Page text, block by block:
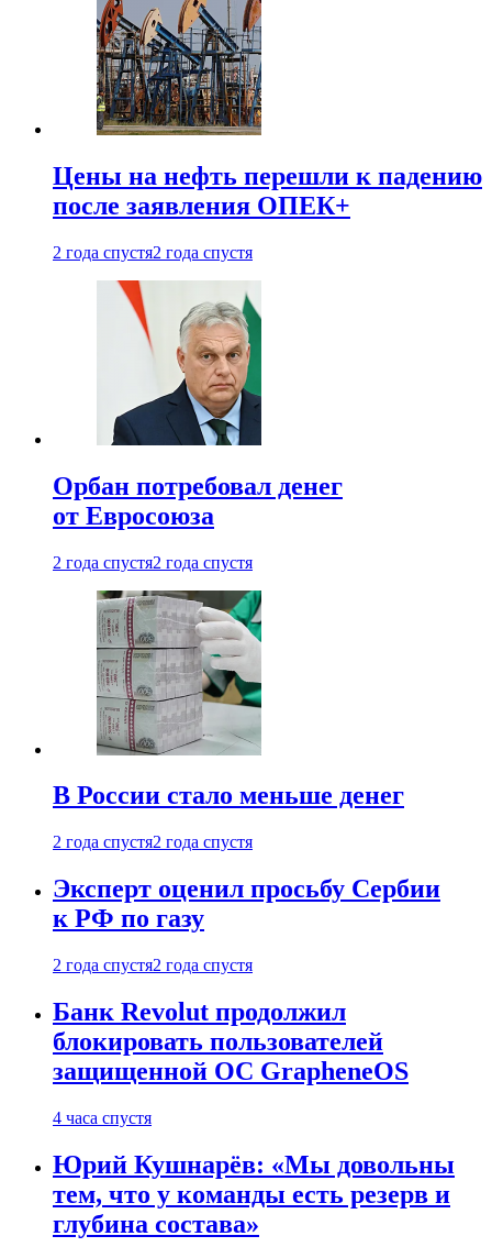
Цены на нефть перешли к падению
после заявления ОПЕК+
2 года спустя2 года спустя
Орбан потребовал денег
от Евросоюза
2 года спустя2 года спустя
В России стало меньше денег
2 года спустя2 года спустя
Эксперт оценил просьбу Сербии
к РФ по газу
2 года спустя2 года спустя
Банк Revolut продолжил
блокировать пользователей
защищенной ОС GrapheneOS
4 часа спустя
Юрий Кушнарёв: «Мы довольны
тем, что у команды есть резерв и
глубина состава»